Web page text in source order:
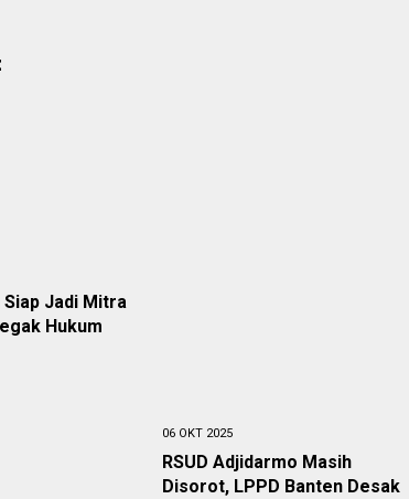
Jadi Mitra
Hukum
06 OKT 2025
RSUD Adjidarmo Masih
Disorot, LPPD Banten Desak